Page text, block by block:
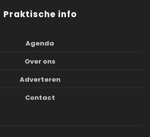
Praktische info
Agenda
Over ons
Adverteren
Contact